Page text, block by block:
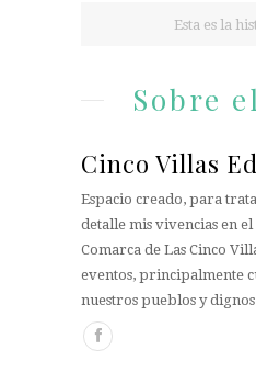
Esta es la
Sobre
Cinco Villas
Espacio creado, para
detalle mis vivencias en
Comarca de Las Cinco
eventos, principalmente
nuestros pueblos y